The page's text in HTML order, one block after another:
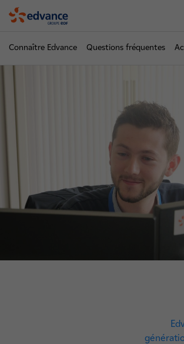
Connaître Edvance Questions fréquentes